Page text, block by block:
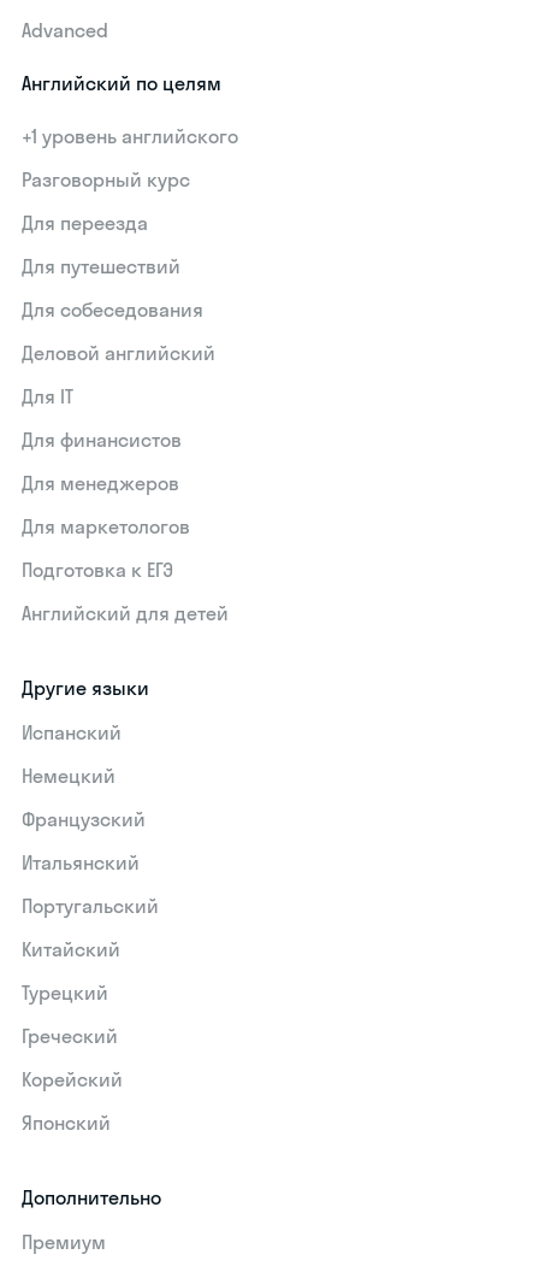
Advanced
Английский по целям
+1 уровень английского
Разговорный курс
Для переезда
Для путешествий
Для собеседования
Деловой английский
Для IT
Для финансистов
Для менеджеров
Для маркетологов
Подготовка к ЕГЭ
Английский для детей
Другие языки
Испанский
Немецкий
Французский
Итальянский
Португальский
Китайский
Турецкий
Греческий
Корейский
Японский
Дополнительно
Премиум